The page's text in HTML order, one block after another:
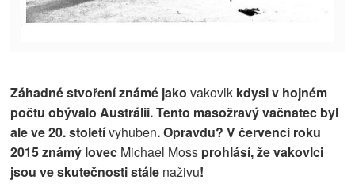
Záhadné stvoření známé jako vakovlk kdysi v hojném
počtu obývalo Austrálii. Tento masožravý vačnatec byl
aleve 20. stoletívyhuben. Opravdu? V červenci roku
2015známý lovec Michael Moss prohlásí, že vakovlci
jsou ve skutečnosti stále naživu!